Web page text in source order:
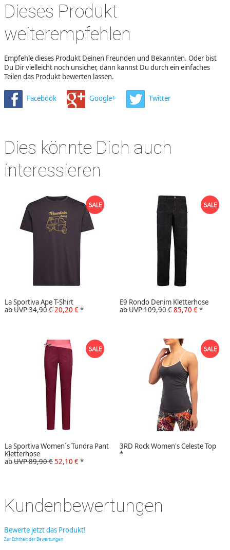
Dieses Produkt
weiterempfehlen
Empfehle dieses Produkt Deinen Freunden und Bekannten. Oder bist
Du Dir vielleicht noch unsicher, dann kannst Du durch ein einfaches
Teilen das Produkt bewerten lassen.
Facebook Google+ Twitter
Dies könnte Dich auch
interessieren
La Sportiva Ape T-Shirt
abUVP 34,90 €20,20 €*
E9 Rondo Denim Kletterhose
abUVP 109,90 €85,70 €*
La Sportiva Women´s Tundra Pant
Kletterhose
abUVP 89,90 €52,10 €*
3RD Rock Women's Celeste Top
*
Kundenbewertungen
Bewerte jetzt das Produkt!
Zur Echtheit der Bewertungen